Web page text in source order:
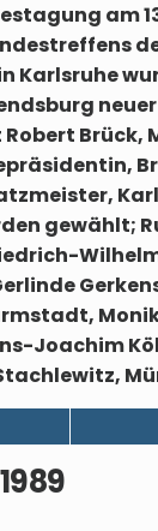
am
Karlsruhe
Brück,
gewählt;
Joachim